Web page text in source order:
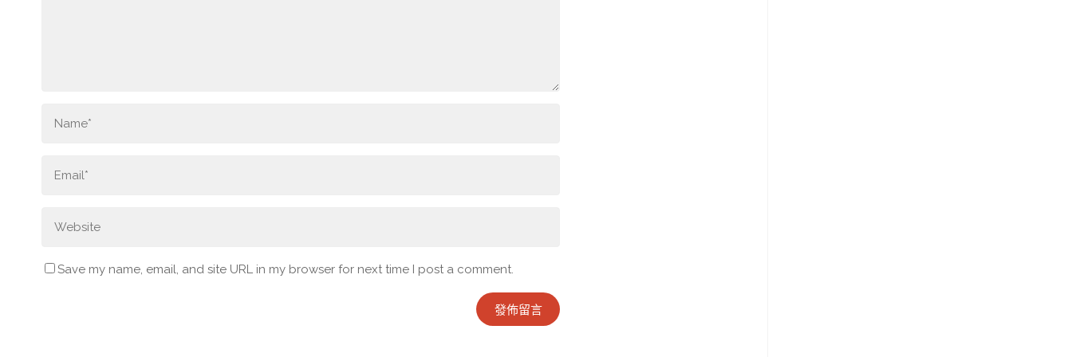
Save my name, email, and site URL in my browser for next time I post a comment.